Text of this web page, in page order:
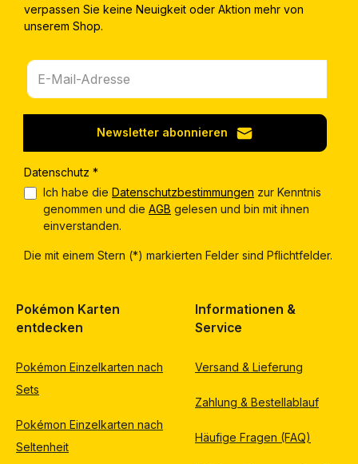
verpassen Sie keine Neuigkeit oder Aktion mehr von
unserem Shop.
Newsletter abonnieren
Datenschutz *
Ich habe die Datenschutzbestimmungen zur Kenntnis
genommen und die AGB gelesen und bin mit ihnen
einverstanden.
Die mit einem Stern (*) markierten Felder sind Pflichtfelder.
Pokémon Karten
entdecken
Pokémon Einzelkarten nach
Sets
Pokémon Einzelkarten nach
Seltenheit
Informationen &
Service
Versand & Lieferung
Zahlung & Bestellablauf
Häufige Fragen (FAQ)